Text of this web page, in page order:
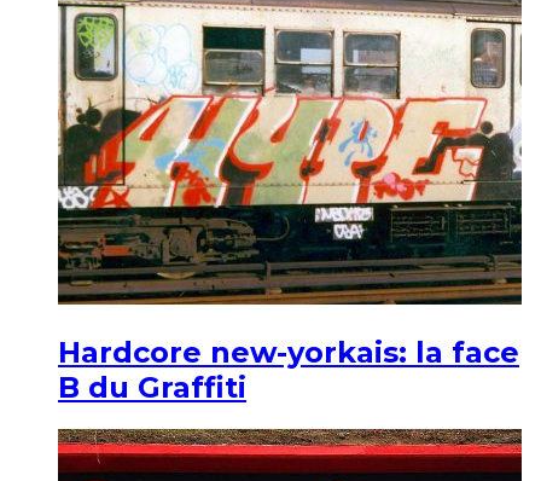
Hardcore new-yorkais: la face
B du Graffiti